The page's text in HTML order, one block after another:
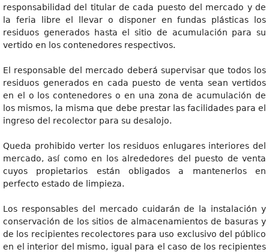
responsabilidad del titular de cada puesto del mercado y de
la feria libre el llevar o disponer en fundas plásticas los
residuos generados hasta el sitio de acumulación para su
vertido en los contenedores respectivos.
El responsable del mercado deberá supervisar que todos los
residuos generados en cada puesto de venta sean vertidos
en el o los contenedores o en una zona de acumulación de
los mismos, la misma que debe prestar las facilidades para el
ingreso del recolector para su desalojo.
Queda prohibido verter los residuos enlugares interiores del
mercado, así como en los alrededores del puesto de venta
cuyos propietarios están obligados a mantenerlos en
perfecto estado de limpieza.
Los responsables del mercado cuidarán de la instalación y
conservación de los sitios de almacenamientos de basuras y
de los recipientes recolectores para uso exclusivo del público
en el interior del mismo, igual para el caso de los recipientes